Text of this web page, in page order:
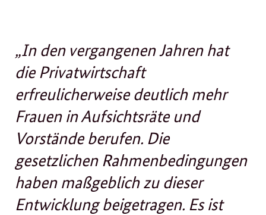
„In den vergangenen Jahren hat
die Privatwirtschaft
erfreulicherweise deutlich mehr
Frauen in Aufsichtsräte und
Vorstände berufen. Die
gesetzlichen Rahmenbedingungen
haben maßgeblich zu dieser
Entwicklung beigetragen. Es ist